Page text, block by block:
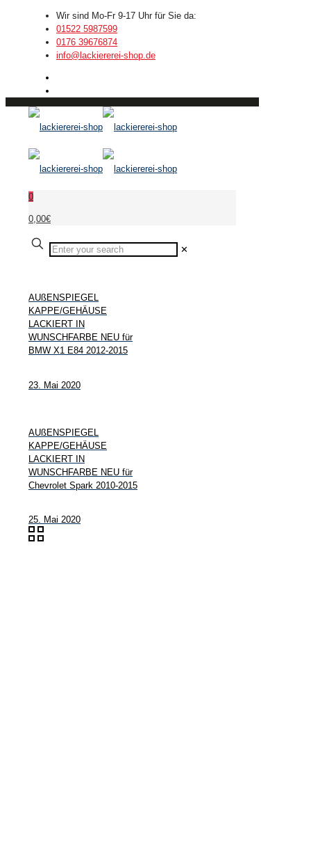
Wir sind Mo-Fr 9-17 Uhr für Sie da:
01522 5987599
0176 39676874
info@lackiererei-shop.de
0
0,00€
✕
AUßENSPIEGEL
KAPPE/GEHÄUSE
LACKIERT IN
WUNSCHFARBE NEU für
BMW X1 E84 2012-2015
23. Mai 2020
AUßENSPIEGEL
KAPPE/GEHÄUSE
LACKIERT IN
WUNSCHFARBE NEU für
Chevrolet Spark 2010-2015
25. Mai 2020